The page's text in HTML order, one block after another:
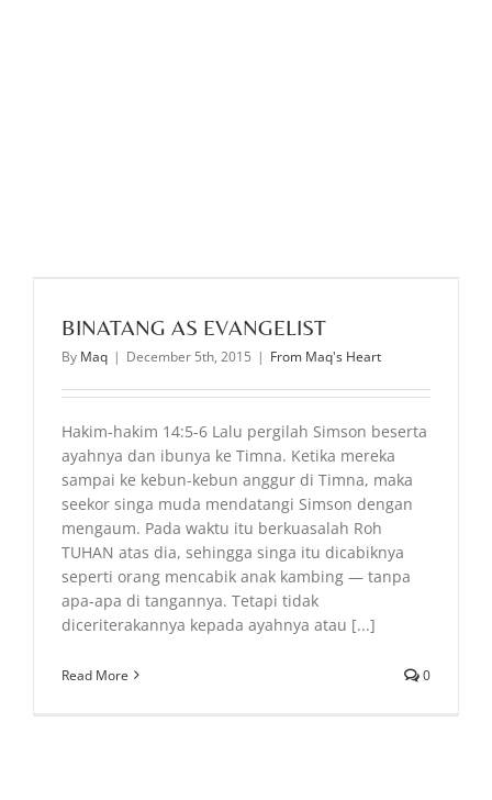
BINATANG AS EVANGELIST
By Maq | December 5th, 2015 | From Maq's Heart
Hakim-hakim 14:5-6 Lalu pergilah Simson beserta
ayahnya dan ibunya ke Timna. Ketika mereka
sampai ke kebun-kebun anggur di Timna, maka
seekor singa muda mendatangi Simson dengan
mengaum. Pada waktu itu berkuasalah Roh
TUHAN atas dia, sehingga singa itu dicabiknya
seperti orang mencabik anak kambing — tanpa
apa-apa di tangannya. Tetapi tidak
diceriterakannya kepada ayahnya atau [...]
Read More 0